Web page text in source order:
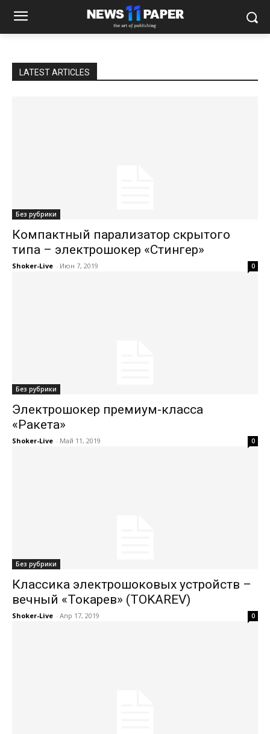
LATEST ARTICLES
Без рубрики
Компактный парализатор скрытого
типа – электрошокер «Стингер»
Shoker-Live - Июн 7, 2019 0
Без рубрики
Электрошокер премиум-класса
«Ракета»
Shoker-Live - Май 11, 2019 0
Без рубрики
Классика электрошоковых устройств –
вечный «Токарев» (TOKAREV)
Shoker-Live - Апр 17, 2019 0